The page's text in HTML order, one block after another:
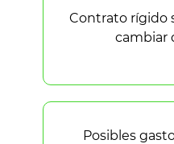
Contrato rígido
cambiar
Posibles